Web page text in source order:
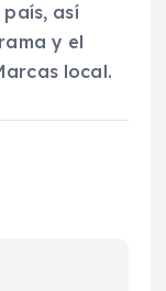
así
y el
local.